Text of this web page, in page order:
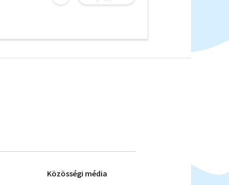
Közösségi média